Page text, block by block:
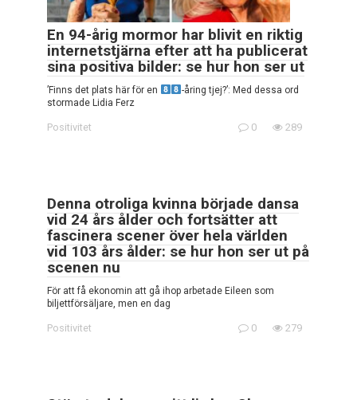
En 94-årig mormor har blivit en riktig
internetstjärna efter att ha publicerat
sina positiva bilder: se hur hon ser ut
’Finns det plats här för en
-åring tjej?’: Med dessa ord
stormade Lidia Ferz
Positivitet 0 289
Denna otroliga kvinna började dansa
vid 24 års ålder och fortsätter att
fascinera scener över hela världen
vid 103 års ålder: se hur hon ser ut på
scenen nu
För att få ekonomin att gå ihop arbetade Eileen som
biljettförsäljare, men en dag
Positivitet 0 279